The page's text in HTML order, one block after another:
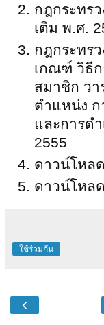
กฎกระทร
เติม พ.ศ.
กฎกระทร
เกณฑ์ วิธีก
สมาชิก วา
ตำแหน่ง ก
และการด
2555
ดาวน์โหล
ดาวน์โหล
ใช้ร่วมกัน
‹